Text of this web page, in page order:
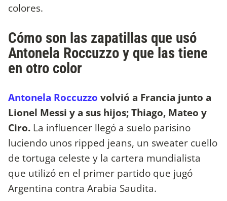
colores.
Cómo son las zapatillas que usó
Antonela Roccuzzo y que las tiene
en otro color
Antonela Roccuzzo volvió a Francia junto a
Lionel Messi y a sus hijos; Thiago, Mateo y
Ciro. La influencer llegó a suelo parisino
luciendo unos ripped jeans, un sweater cuello
de tortuga celeste y la cartera mundialista
que utilizó en el primer partido que jugó
Argentina contra Arabia Saudita.